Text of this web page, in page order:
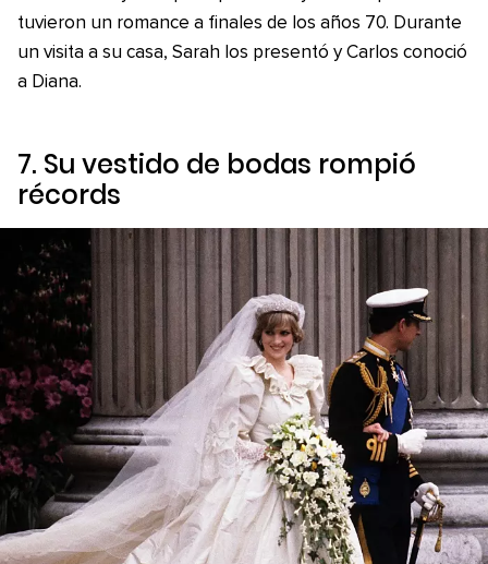
tuvieron un romance a finales de los años 70. Durante
un visita a su casa, Sarah los presentó y Carlos conoció
a Diana.
7. Su vestido de bodas rompió
récords